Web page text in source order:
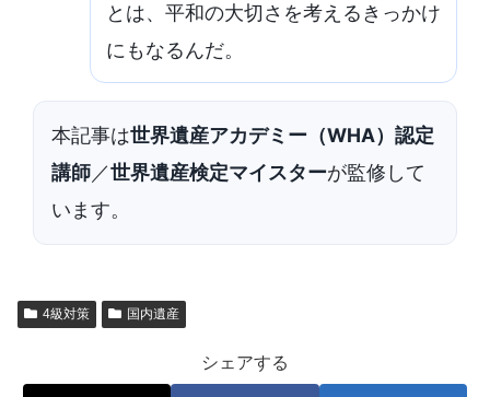
とは、平和の大切さを考えるきっかけ
にもなるんだ。
本記事は世界遺産アカデミー（WHA）認定
講師／世界遺産検定マイスターが監修して
います。
4級対策 国内遺産
シェアする